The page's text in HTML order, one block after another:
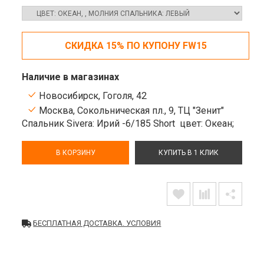
СКИДКА 15% ПО КУПОНУ FW15
Наличие в магазинах
Новосибирск, Гоголя, 42
Москва, Сокольническая пл., 9, ТЦ "Зенит"
Спальник Sivera: Ирий -6/185 Short цвет: Океан;
В КОРЗИНУ КУПИТЬ В 1 КЛИК
БЕСПЛАТНАЯ ДОСТАВКА. УСЛОВИЯ